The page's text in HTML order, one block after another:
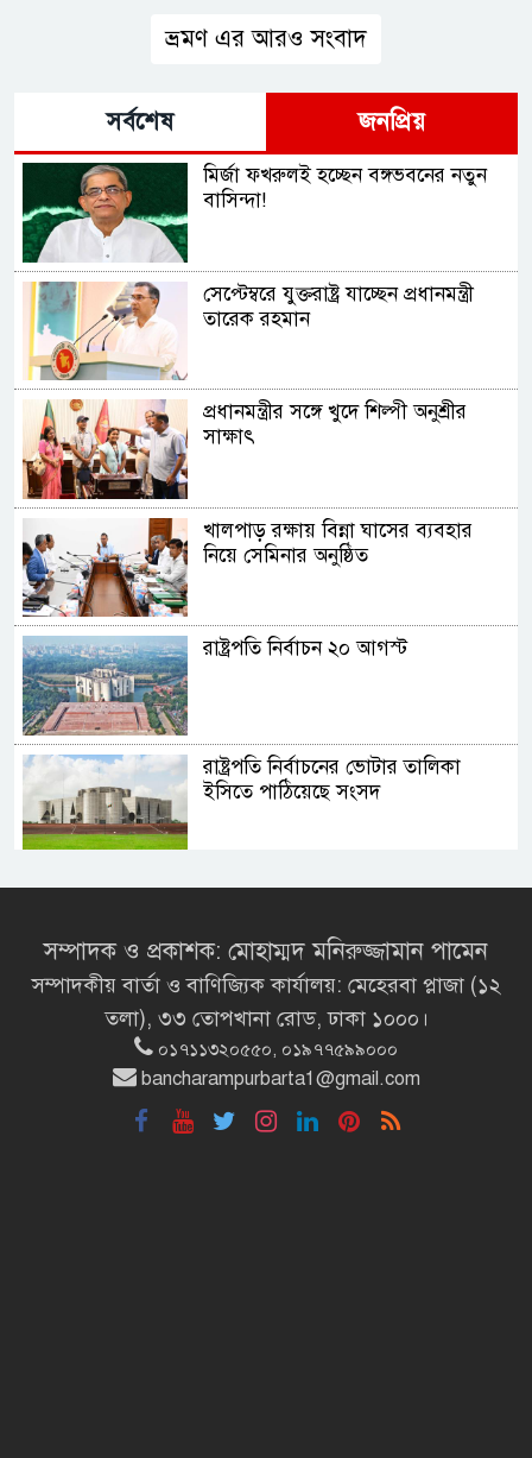
ভ্রমণ এর আরও সংবাদ
সর্বশেষ জনপ্রিয়
মির্জা ফখরুলই হচ্ছেন বঙ্গভবনের নতুন
বাসিন্দা!
সেপ্টেম্বরে যুক্তরাষ্ট্র যাচ্ছেন প্রধানমন্ত্রী
তারেক রহমান
প্রধানমন্ত্রীর সঙ্গে খুদে শিল্পী অনুশ্রীর
সাক্ষাৎ
খালপাড় রক্ষায় বিন্না ঘাসের ব্যবহার
নিয়ে সেমিনার অনুষ্ঠিত
রাষ্ট্রপতি নির্বাচন ২০ আগস্ট
রাষ্ট্রপতি নির্বাচনের ভোটার তালিকা
ইসিতে পাঠিয়েছে সংসদ
রাষ্ট্রচিন্তার ধারাবাহিকতা
বাংলাদেশ
শিক্ষার্থীদের সাথে উৎসবমুখর পরিবেশে
ব্রাক্ষণবাড়িয়ায় বইপড়া কর্মসূচীর
শুভসূচনা
মালয়েশিয়ায় মারামারি করে তিন
সম্পাদক ও প্রকাশক: মোহাম্মদ মনিরুজ্জামান পামেন
সম্পাদকীয় বার্তা ও বাণিজ্যিক কার্যালয়: মেহেরবা প্লাজা (১২
তলা), ৩৩ তোপখানা রোড, ঢাকা ১০০০।
০১৭১১৩২০৫৫০, ০১৯৭৭৫৯৯০০০
bancharampurbarta1@gmail.com